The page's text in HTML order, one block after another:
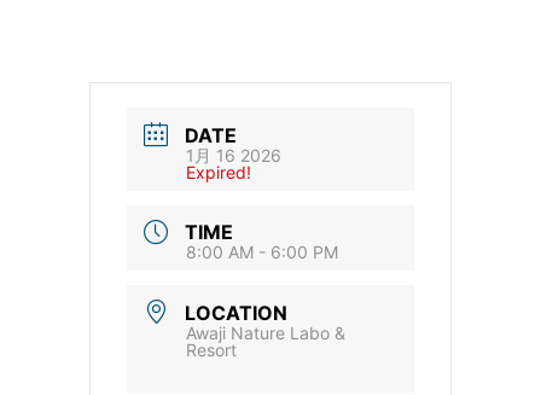
DATE
1月 16 2026
Expired!
TIME
8:00 AM - 6:00 PM
LOCATION
Awaji Nature Labo &
Resort